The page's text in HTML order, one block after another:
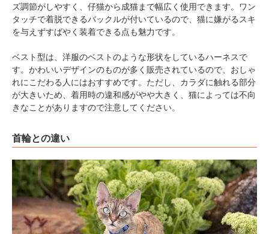
ズ調節がしやすく、仔猫から成猫まで幅広く使用できます。ワン
タッチで着脱できるバックルが付いているので、猫に嫌がるスキ
を与えずすばやく装着できる点も魅力です。
ベスト型は、洋服のベストのような形状をしているハーネスで
す。かわいいデザインのものが多く販売されているので、おしゃ
れにこだわる人にはおすすめです。ただし、カラダに触れる部分
が大きいため、着用時の違和感がやや大きく、猫によっては不向
きなことがありますので注意してください。
首輪との違い